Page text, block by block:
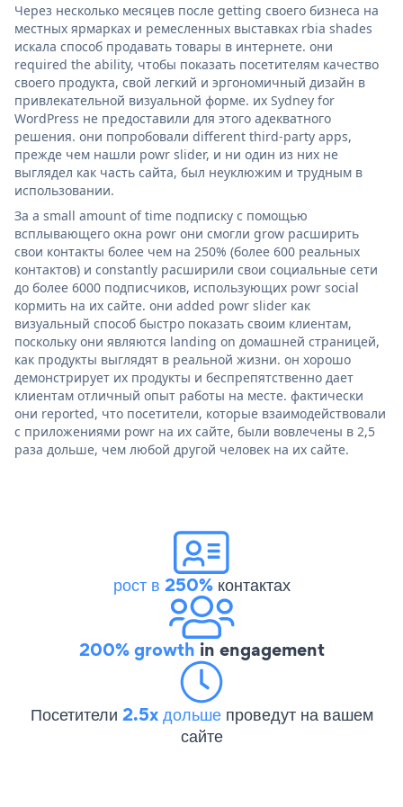
Через несколько месяцев после getting своего бизнеса на
местных ярмарках и ремесленных выставках rbia shades
искала способ продавать товары в интернете. они
required the ability, чтобы показать посетителям качество
своего продукта, свой легкий и эргономичный дизайн в
привлекательной визуальной форме. их Sydney for
WordPress не предоставили для этого адекватного
решения. они попробовали different third-party apps,
прежде чем нашли powr slider, и ни один из них не
выглядел как часть сайта, был неуклюжим и трудным в
использовании.
За a small amount of time подписку с помощью
всплывающего окна powr они смогли grow расширить
свои контакты более чем на 250% (более 600 реальных
контактов) и constantly расширили свои социальные сети
до более 6000 подписчиков, использующих powr social
кормить на их сайте. они added powr slider как
визуальный способ быстро показать своим клиентам,
поскольку они являются landing on домашней страницей,
как продукты выглядят в реальной жизни. он хорошо
демонстрирует их продукты и беспрепятственно дает
клиентам отличный опыт работы на месте. фактически
они reported, что посетители, которые взаимодействовали
с приложениями powr на их сайте, были вовлечены в 2,5
раза дольше, чем любой другой человек на их сайте.
рост в 250%контактах
200% growth in engagement
Посетители 2.5x дольше проведут на вашем
сайте